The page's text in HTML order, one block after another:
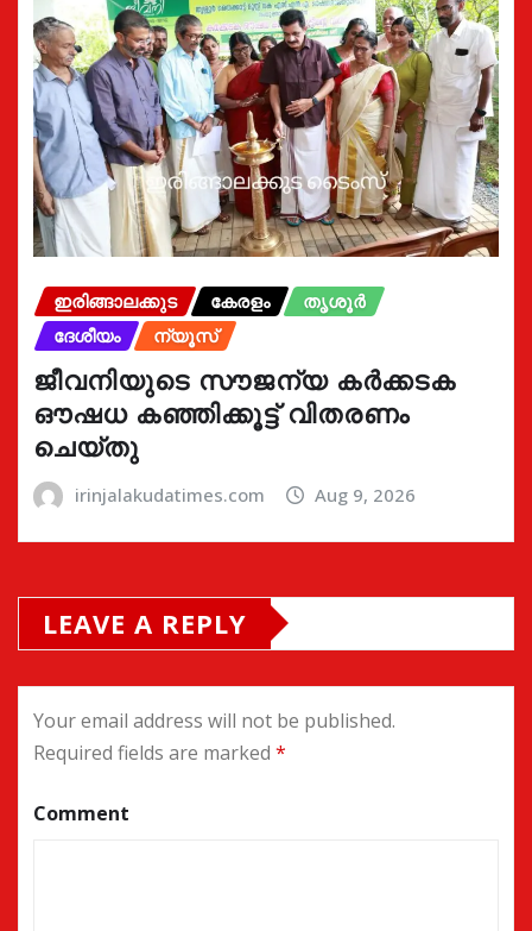
ഇരിങ്ങാലക്കുട കേരളം
തൃശൂർ
ദേശീയം
ന്യൂസ്
ജീവനിയുടെ സൗജന്യ കർക്കടക
ഔഷധ കഞ്ഞിക്കൂട്ട് വിതരണം
ചെയ്തു
irinjalakudatimes.com Aug 9, 2026
LEAVE A REPLY
Your email address will not be published.
Required fields are marked *
Comment